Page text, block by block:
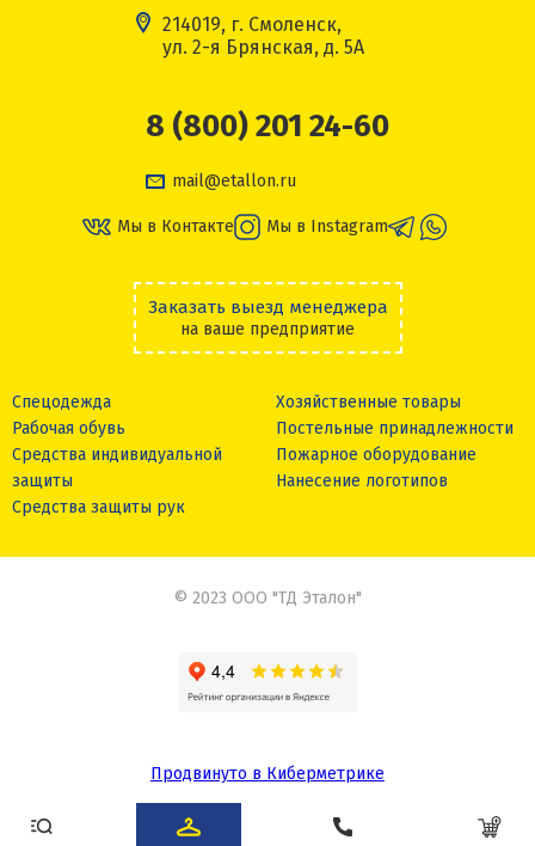
214019, г. Смоленск,
ул. 2-я Брянская, д. 5А
8 (800) 201 24-60
mail@etallon.ru
Мы в Контакте Мы в Instagram
Заказать выезд менеджера
на ваше предприятие
Спецодежда
Рабочая обувь
Средства индивидуальной
защиты
Средства защиты рук
Хозяйственные товары
Постельные принадлежности
Пожарное оборудование
Нанесение логотипов
© 2023 ООО "ТД Эталон"
Продвинуто в Киберметрике
Сделано в